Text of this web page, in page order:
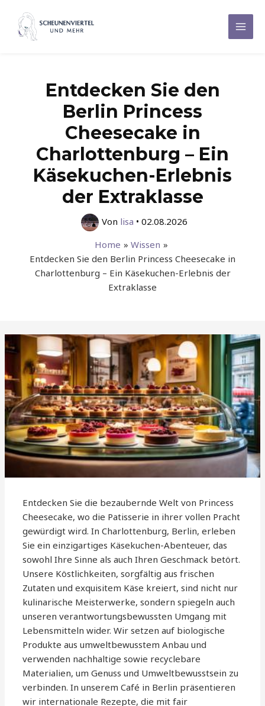
Inhalt
springen
Main
Entdecken Sie den
Berlin Princess
Cheesecake in
Charlottenburg – Ein
Käsekuchen-Erlebnis
der Extraklasse
Von lisa • 02.08.2026
Home
Wissen
Entdecken Sie den Berlin Princess Cheesecake in
Charlottenburg – Ein Käsekuchen-Erlebnis der
Extraklasse
Entdecken Sie die bezaubernde Welt von Princess
Cheesecake, wo die Patisserie in ihrer vollen Pracht
gewürdigt wird. In Charlottenburg, Berlin, erleben
Sie ein einzigartiges Käsekuchen-Abenteuer, das
sowohl Ihre Sinne als auch Ihren Geschmack betört.
Unsere Köstlichkeiten, sorgfältig aus frischen
Zutaten und exquisitem Käse kreiert, sind nicht nur
kulinarische Meisterwerke, sondern spiegeln auch
unseren verantwortungsbewussten Umgang mit
Lebensmitteln wider. Wir setzen auf biologische
Produkte aus umweltbewusstem Anbau und
verwenden nachhaltige sowie recyclebare
Materialien, um Genuss und Umweltbewusstsein zu
verbinden. In unserem Café in Berlin präsentieren
wir internationale Rezepte, die mit fair